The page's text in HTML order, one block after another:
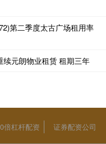
第二季度太古广场租用率
续元朗物业租赁 租期三年
倍杠杆配资 证券配资公司